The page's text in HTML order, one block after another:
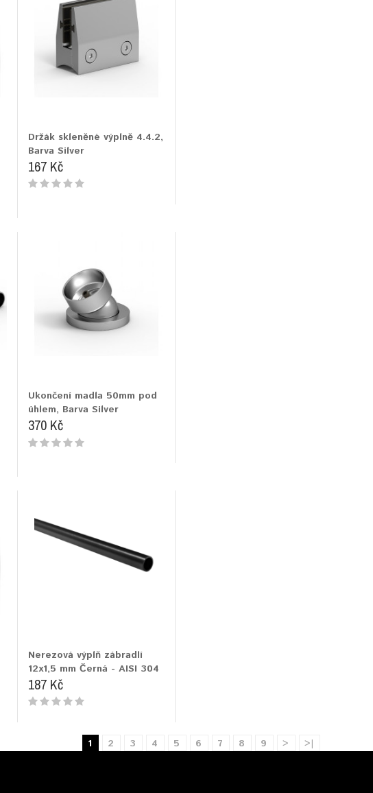
Držák skleněné výplně 4.4.2,
Barva Silver
167 Kč
Ukončení madla 50mm pod
úhlem, Barva Silver
370 Kč
Nerezová výplň zábradlí
12x1,5 mm Černá - AISI 304
187 Kč
1 2 3 4 5 6 7 8 9 > >|